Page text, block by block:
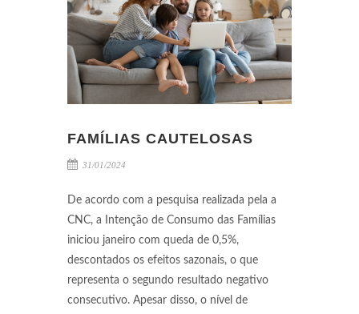
FAMÍLIAS CAUTELOSAS
31/01/2024
De acordo com a pesquisa realizada pela a
CNC, a Intenção de Consumo das Famílias
iniciou janeiro com queda de 0,5%,
descontados os efeitos sazonais, o que
representa o segundo resultado negativo
consecutivo. Apesar disso, o nível de